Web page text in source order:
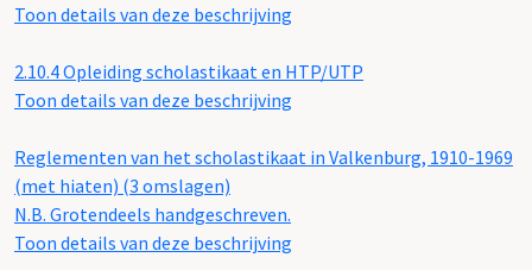
Toon details van deze beschrijving
2.10.4Opleiding scholastikaat en HTP/UTP
Toon details van deze beschrijving
Reglementen van het scholastikaat in Valkenburg, 1910-1969
(met hiaten) (3 omslagen)
N.B. Grotendeels handgeschreven.
Toon details van deze beschrijving